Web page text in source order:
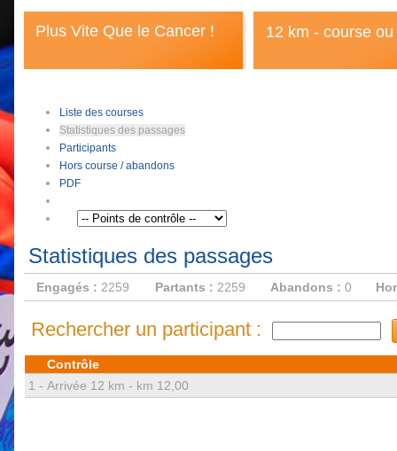
Plus Vite Que le Cancer ! 12 km - course
Liste des courses
Statistiques des passages
Participants
Hors course / abandons
PDF
Statistiques des passages
Engagés : 2259 Partants : 2259 Abandons : 0
Rechercher un participant :
Contrôle
1 - Arrivée 12 km - km 12,00